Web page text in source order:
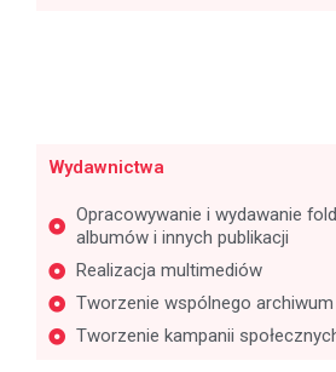
Wydawnictwa
Opracowywanie i wydawanie
albumów i innych publikacji
Realizacja multimediów
Tworzenie wspólnego
Tworzenie kampanii